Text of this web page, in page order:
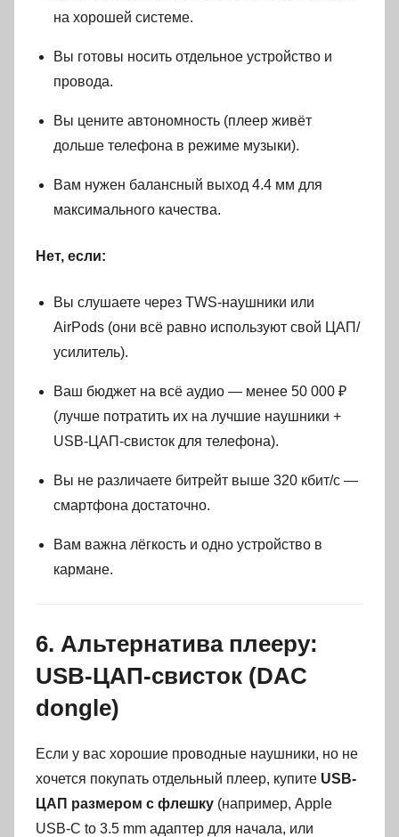
на хорошей системе.
Вы готовы носить отдельное устройство и
провода.
Вы цените автономность (плеер живёт
дольше телефона в режиме музыки).
Вам нужен балансный выход 4.4 мм для
максимального качества.
Нет, если:
Вы слушаете через TWS-наушники или
AirPods (они всё равно используют свой ЦАП/
усилитель).
Ваш бюджет на всё аудио — менее 50 000 ₽
(лучше потратить их на лучшие наушники +
USB-ЦАП-свисток для телефона).
Вы не различаете битрейт выше 320 кбит/с —
смартфона достаточно.
Вам важна лёгкость и одно устройство в
кармане.
6. Альтернатива плееру:
USB-ЦАП-свисток (DAC
dongle)
Если у вас хорошие проводные наушники, но не
хочется покупать отдельный плеер, купите USB-
ЦАП размером с флешку (например, Apple
USB-C to 3.5 mm адаптер для начала, или